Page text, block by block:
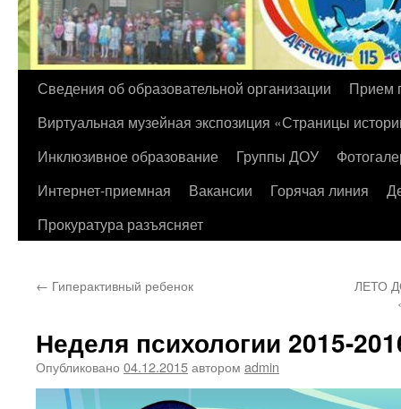
Перейти
содержимому
Сведения об образовательной организации
Прием
Виртуальная музейная экспозиция «Страницы
Инклюзивное образование
Группы ДОУ
Интернет-приемная
Вакансии Горячая линия
Прокуратура разъясняет
← Гиперактивный ребенок
ЛЕТО
Неделя психологии 2015-
Опубликовано 04.12.2015автором admin